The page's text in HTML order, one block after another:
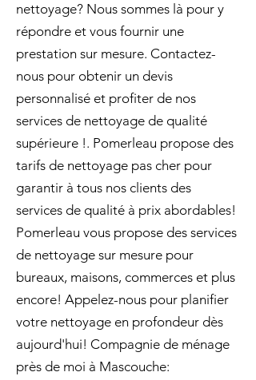
nettoyage? Nous sommes là pour y
répondre et vous fournir une
prestation sur mesure. Contactez-
nous pour obtenir un devis
personnalisé et profiter de nos
services de nettoyage de qualité
supérieure !. Pomerleau propose des
tarifs de nettoyage pas cher pour
garantir à tous nos clients des
services de qualité à prix abordables!
Pomerleau vous propose des services
de nettoyage sur mesure pour
bureaux, maisons, commerces et plus
encore! Appelez-nous pour planifier
votre nettoyage en profondeur dès
aujourd'hui! Compagnie de ménage
près de moi à Mascouche: